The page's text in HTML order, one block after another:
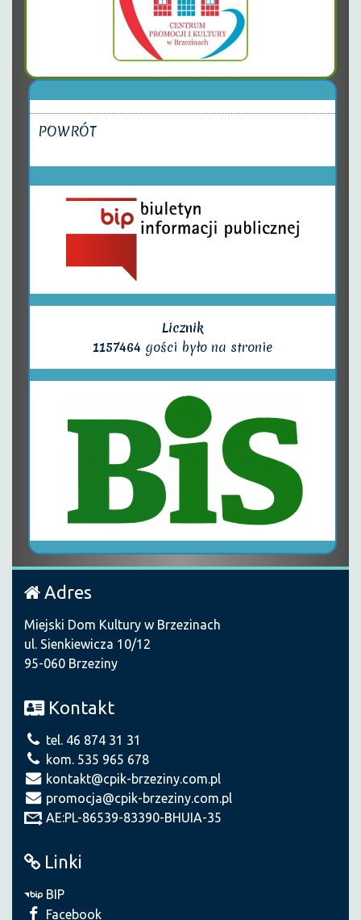
POWRÓT
Licznik
1157464 gości było na stronie
Adres
Miejski Dom Kultury w Brzezinach
ul. Sienkiewicza 10/12
95-060 Brzeziny
Kontakt
tel. 46 874 31 31
kom. 535 965 678
kontakt@cpik-brzeziny.com.pl
promocja@cpik-brzeziny.com.pl
AE:PL-86539-83390-BHUIA-35
Linki
BIP
Facebook